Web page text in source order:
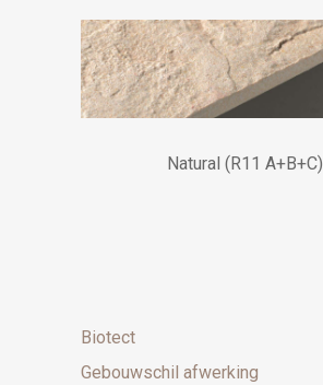
Natural (R11 A+B+C)
Biotect
Gebouwschil afwerking